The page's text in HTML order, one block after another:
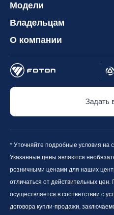
Модели
Владельцам
О компании
Задать
* Уточняйте подробные условия на
Указанные цены являются
розничными ценами для наших
отличаться от действительных
осуществляется в соответствии с
договора купли-продажи,